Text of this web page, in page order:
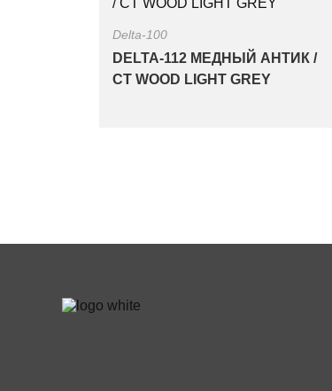
Delta-100
DELTA-112 МЕДНЫЙ АНТИК /
CT WOOD LIGHT GREY